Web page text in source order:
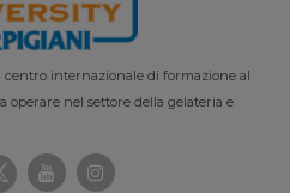
internazionale di formazione al
operare nel settore della gelateria e